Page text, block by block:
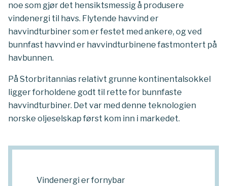
noe som gjør det hensiktsmessig å produsere
vindenergi til havs. Flytende havvind er
havvindturbiner som er festet med ankere, og ved
bunnfast havvind er havvindturbinene fastmontert på
havbunnen.
På Storbritannias relativt grunne kontinentalsokkel
ligger forholdene godt til rette for bunnfaste
havvindturbiner. Det var med denne teknologien
norske oljeselskap først kom inn i markedet.
Vindenergi er fornybar